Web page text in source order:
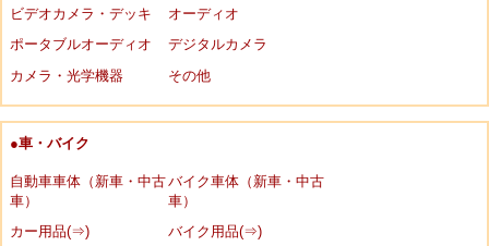
ビデオカメラ・デッキ
オーディオ
ポータブルオーディオ
デジタルカメラ
カメラ・光学機器
その他
●車・バイク
自動車車体（新車・中古
車）
バイク車体（新車・中古
車）
カー用品(⇒)
バイク用品(⇒)